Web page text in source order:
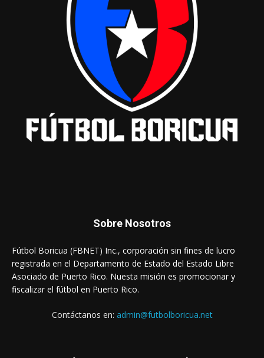
Sobre Nosotros
Fútbol Boricua (FBNET) Inc., corporación sin fines de lucro
registrada en el Departamento de Estado del Estado Libre
Asociado de Puerto Rico. Nuesta misión es promocionar y
fiscalizar el fútbol en Puerto Rico.
Contáctanos en: admin@futbolboricua.net